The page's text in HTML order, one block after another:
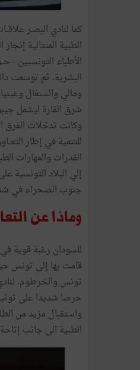
كما لنادي البصـر
الطبية المتتالية
الأطباء التونسيين -
البشرية. ثم توسعت
ومالي والسنغال
وكانت تدخّلات الفرق
للتنمية في إطار
القدرات والمهارات
إلي البلاد
جنوب الصحراء في
وماذا عن
للسودان رغبة قوية
قامت بها إلى تونس
تونس والخرطوم.
حرصا شديدا على
واستقبال مزيد من
الطبية الى جانب